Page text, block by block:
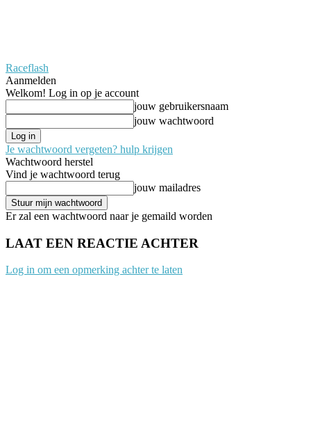
Raceflash
Aanmelden
Welkom! Log in op je account
jouw gebruikersnaam
jouw wachtwoord
Je wachtwoord vergeten? hulp krijgen
Wachtwoord herstel
Vind je wachtwoord terug
jouw mailadres
Er zal een wachtwoord naar je gemaild worden
LAAT EEN REACTIE ACHTER
Log in om een opmerking achter te laten